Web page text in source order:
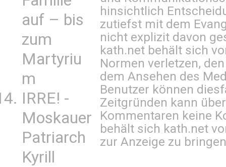
auf – bis
zum
Martyriu
m
IRRE! -
Moskauer
Patriarch
Kyrill
hinsichtlich
zutiefst mit dem
nicht explizit davon
kath.net behält sich
Normen verletzen,
dem Ansehen des
Benutzer können
Zeitgründen kann
Kommentaren keine
behält sich kath.net
zur Anzeige zu